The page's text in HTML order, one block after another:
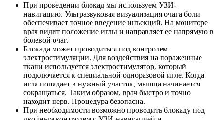
При проведении блокад мы используем УЗИ-
навигацию. Ультразвуковая визуализация очага боли
обеспечивает точное введение инъекций. На мониторе
врач видит положение иглы и направляет ее напрямую в
болевой очаг.
Блокада может проводиться под контролем
электростимуляции. Для воздействия на пораженные
ткани используется электростимулятор, который
подключается к специальной одноразовой игле. Когда
игла попадает в нужный участок, мышца начинается
сокращаться. Таким образом, врач быстро и точно
находит нерв. Процедура безопасна.
При необходимости возможно проводить блокаду под